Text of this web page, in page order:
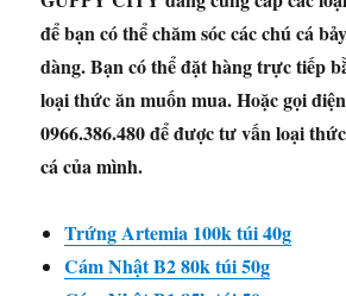
để bạn có thể chăm sóc các chú cá
dàng. Bạn có thể đặt hàng trực tiếp
loại thức ăn muốn mua. Hoặc gọi
0966.386.480 để được tư vấn loại
cá của mình.
Trứng Artemia 100k túi 40g
Cám Nhật B2 80k túi 50g